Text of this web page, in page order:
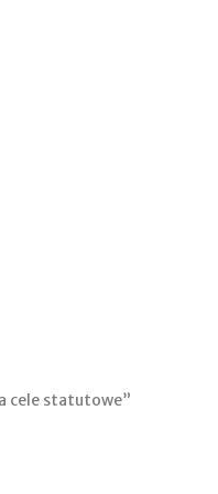
cele statutowe”